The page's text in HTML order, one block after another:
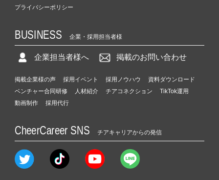
プライバシーポリシー
BUSINESS 企業・採用担当者様
企業担当者様へ 掲載のお問い合わせ
掲載企業様の声 採用イベント 採用ノウハウ
資料ダウンロード
ベンチャー合同研修
人材紹介 チアコネクション
TikTok運用
動画制作
採用代行
CheerCareer SNS チアキャリアからの発信